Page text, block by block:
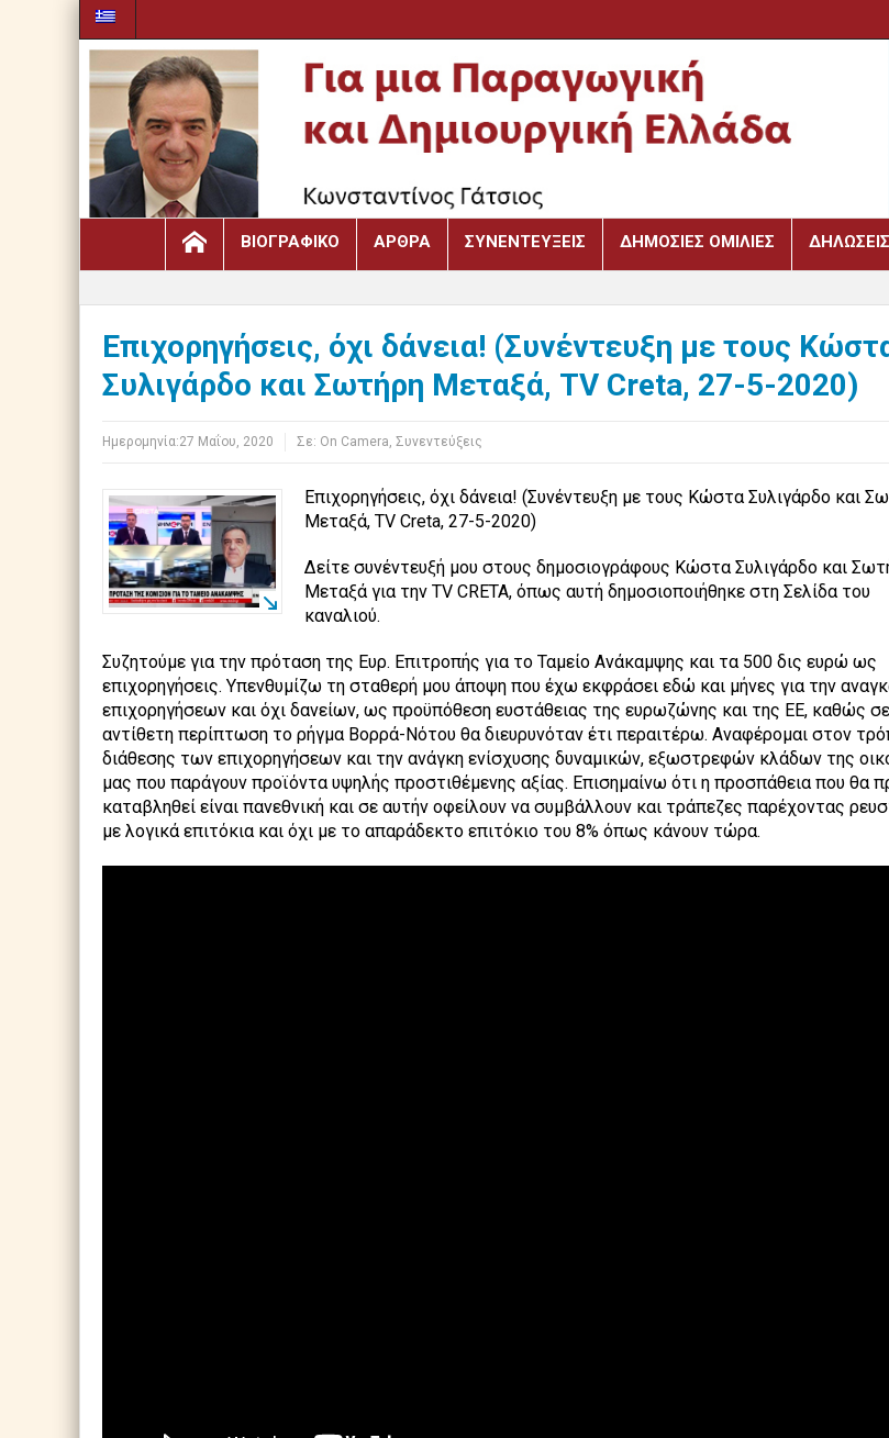
ΒΙΟΓΡΑΦΙΚΌ ΆΡΘΡΑ ΣΥΝΕΝΤΕΎΞΕΙΣ ΔΗΜΌΣΙΕΣ ΟΜΙΛΊΕΣ ΔΗΛΏΣΕΙΣ
Επιχορηγήσεις, όχι δάνεια! (Συνέντευξη με τους
Συλιγάρδο και Σωτήρη Μεταξά, TV Creta, 27-5-2020)
Ημερομηνία:27 Μαΐου, 2020 Σε: Οn Camera, Συνεντεύξεις
Επιχορηγήσεις, όχι δάνεια! (Συνέντευξη με τους Κώστα Συλιγάρδο και
Μεταξά, TV Creta, 27-5-2020)
Δείτε συνέντευξή μου στους δημοσιογράφους Κώστα Συλιγάρδο και
Μεταξά για την TV CRETA, όπως αυτή δημοσιοποιήθηκε στη Σελίδα του
καναλιού.
Συζητούμε για την πρόταση της Ευρ. Επιτροπής για το Ταμείο Ανάκαμψης και τα 500 δις ευρώ ως
επιχορηγήσεις. Υπενθυμίζω τη σταθερή μου άποψη που έχω εκφράσει εδώ και μήνες για την
επιχορηγήσεων και όχι δανείων, ως προϋπόθεση ευστάθειας της ευρωζώνης και της ΕΕ, καθώς σε
αντίθετη περίπτωση το ρήγμα Βορρά-Νότου θα διευρυνόταν έτι περαιτέρω. Αναφέρομαι στον
διάθεσης των επιχορηγήσεων και την ανάγκη ενίσχυσης δυναμικών, εξωστρεφών κλάδων της
μας που παράγουν προϊόντα υψηλής προστιθέμενης αξίας. Επισημαίνω ότι η προσπάθεια που θα
καταβληθεί είναι πανεθνική και σε αυτήν οφείλουν να συμβάλλουν και τράπεζες παρέχοντας
με λογικά επιτόκια και όχι με το απαράδεκτο επιτόκιο του 8% όπως κάνουν τώρα.